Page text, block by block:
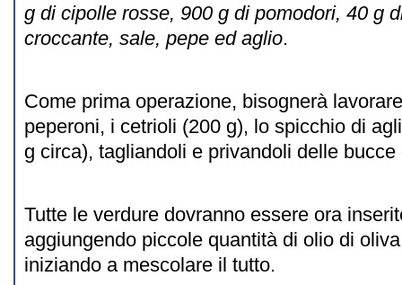
g di cipolle rosse, 900 g di pomodori, 40 g
croccante, sale, pepe ed aglio.
Come prima operazione, bisognerà
peperoni, i cetrioli (200 g), lo spicchio di
g circa), tagliandoli e privandoli delle bucce
Tutte le verdure dovranno essere ora
aggiungendo piccole quantità di olio di
iniziando a mescolare il tutto.